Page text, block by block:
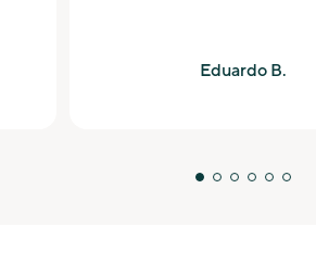
Eduardo B.